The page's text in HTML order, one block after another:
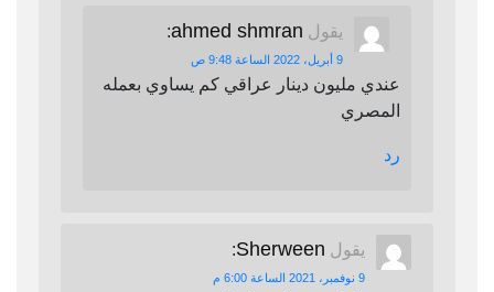
يقول ahmed shmran
:
9 أبريل، 2022 الساعة 9:48 ص
عندي مليون دينار عراقي كم يساوي بعمله
المصري
رد
يقول Sherween
:
9 نوفمبر، 2021 الساعة 6:00 م